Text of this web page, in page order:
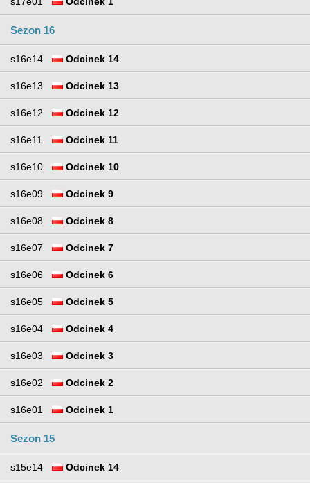
Sezon 16
s16e14 Odcinek 14
s16e13 Odcinek 13
s16e12 Odcinek 12
s16e11 Odcinek 11
s16e10 Odcinek 10
s16e09 Odcinek 9
s16e08 Odcinek 8
s16e07 Odcinek 7
s16e06 Odcinek 6
s16e05 Odcinek 5
s16e04 Odcinek 4
s16e03 Odcinek 3
s16e02 Odcinek 2
s16e01 Odcinek 1
Sezon 15
s15e14 Odcinek 14